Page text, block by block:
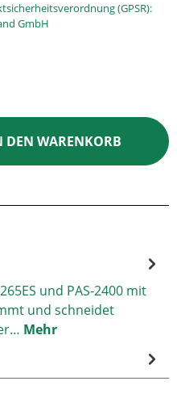
(GPSR):
GmbH
gewünschten
DEN WARENKORB
und PAS-2400 mit
und schneidet
Mehr